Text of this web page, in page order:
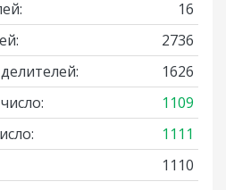
16
2736
1626
1109
1111
1110